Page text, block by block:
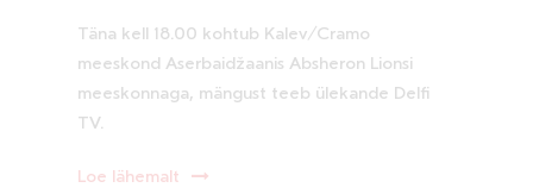
Täna kell 18.00 kohtub Kalev/Cramo
meeskond Aserbaidžaanis Absheron Lionsi
meeskonnaga, mängust teeb ülekande Delfi
TV.
Loe lähemalt